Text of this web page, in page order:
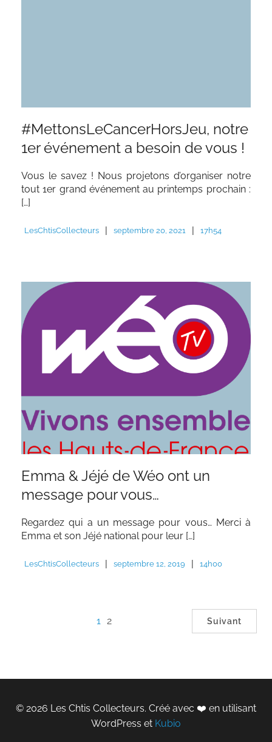
#MettonsLeCancerHorsJeu, notre
1er événement a besoin de vous !
Vous le savez ! Nous projetons d’organiser notre
tout 1er grand événement au printemps prochain :
[…]
LesChtisCollecteurs | septembre 20, 2021 | 17h54
Emma & Jéjé de Wéo ont un
message pour vous…
Regardez qui a un message pour vous… Merci à
Emma et son Jéjé national pour leur […]
LesChtisCollecteurs | septembre 12, 2019 | 14h00
1 2 Suivant
© 2026 Les Chtis Collecteurs. Créé avec ❤️ en utilisant
WordPress et Kubio